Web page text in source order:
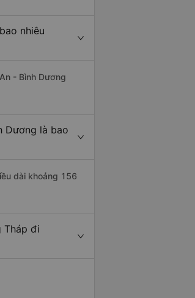
nhiêu
- Bình Dương
Dương là bao
dài khoảng 156
Tháp đi